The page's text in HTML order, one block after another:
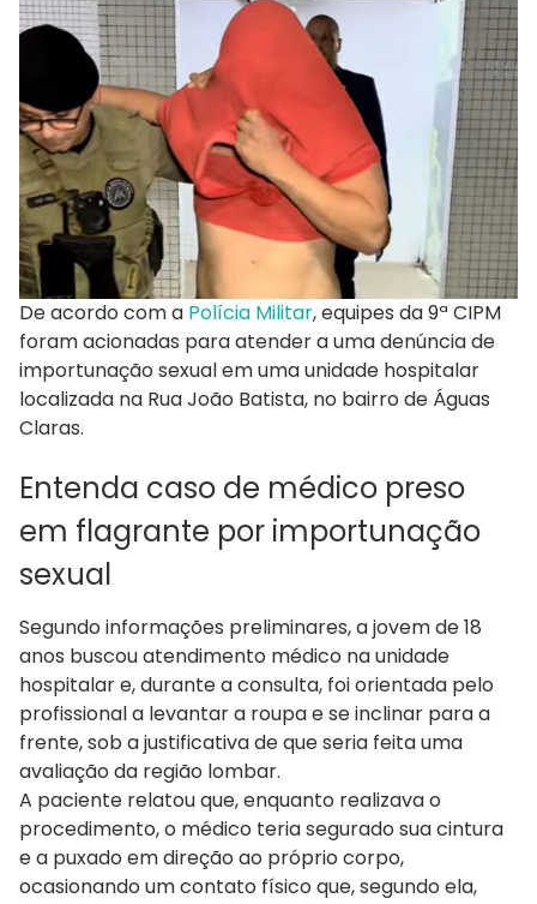
De acordo com a Polícia Militar, equipes da 9ª CIPM
foram acionadas para atender a uma denúncia de
importunação sexual em uma unidade hospitalar
localizada na Rua João Batista, no bairro de Águas
Claras.
Entenda caso de médico preso
em flagrante por importunação
sexual
Segundo informações preliminares, a jovem de 18
anos buscou atendimento médico na unidade
hospitalar e, durante a consulta, foi orientada pelo
profissional a levantar a roupa e se inclinar para a
frente, sob a justificativa de que seria feita uma
avaliação da região lombar.
A paciente relatou que, enquanto realizava o
procedimento, o médico teria segurado sua cintura
e a puxado em direção ao próprio corpo,
ocasionando um contato físico que, segundo ela,